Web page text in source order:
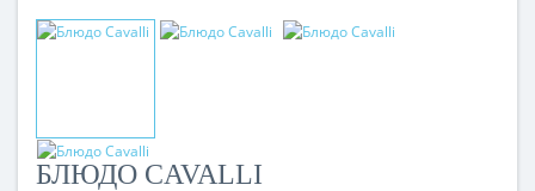
БЛЮДО CAVALLI